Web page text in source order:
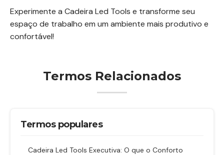
Experimente a Cadeira Led Tools e transforme seu
espaço de trabalho em um ambiente mais produtivo e
confortável!
Termos Relacionados
Termos populares
Cadeira Led Tools Executiva: O que o Conforto